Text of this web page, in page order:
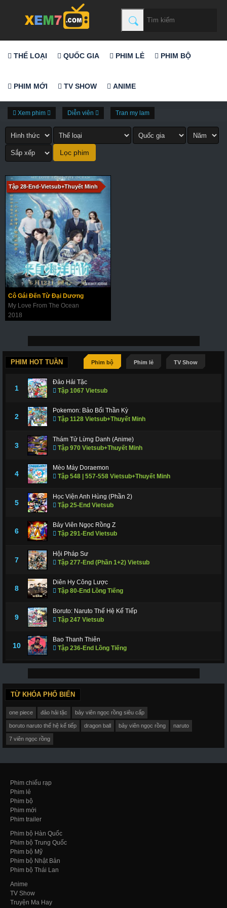
THỂ LOẠI QUỐC GIA PHIM LẺ PHIM BỘ
PHIM MỚI TV SHOW ANIME
Xem phim Diễn viên Tran my lam
Tập 28-End-Vietsub+Thuyết Minh
Cô Gái Đến Từ Đại Dương
My Love From The Ocean
2018
PHIM HOT TUẦN Phim bộ Phim lẻ TV Show
1
Đảo Hải Tặc
Tập 1067 Vietsub
2
Pokemon: Bảo Bối Thần Kỳ
Tập 1128 Vietsub+Thuyết Minh
3
Thám Tử Lừng Danh (Anime)
Tập 970 Vietsub+Thuyết Minh
4
Mèo Máy Doraemon
Tập 548 | 557-558 Vietsub+Thuyết Minh
5
Học Viện Anh Hùng (Phần 2)
Tập 25-End Vietsub
6
Bảy Viên Ngọc Rồng Z
Tập 291-End Vietsub
7
Hội Pháp Sư
Tập 277-End (Phần 1+2) Vietsub
8
Diên Hy Công Lược
Tập 80-End Lồng Tiếng
9
Boruto: Naruto Thế Hệ Kế Tiếp
Tập 247 Vietsub
10
Bao Thanh Thiên
Tập 236-End Lồng Tiếng
TỪ KHÓA PHỔ BIẾN
one piece đảo hải tặc bảy viên ngọc rồng siêu cấp
boruto naruto thế hệ kế tiếp dragon ball bảy viên ngọc rồng naruto
7 viên ngọc rồng
Phim chiếu rạp
Phim lẻ
Phim bộ
Phim mới
Phim trailer
Phim bộ Hàn Quốc
Phim bộ Trung Quốc
Phim bộ Mỹ
Phim bộ Nhật Bản
Phim bộ Thái Lan
Anime
TV Show
Truyện Ma Hay